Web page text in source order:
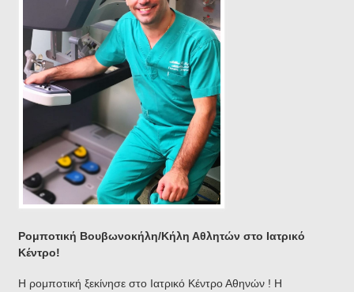
Ρομποτική Βουβωνοκήλη/Κήλη Αθλητών στο Ιατρικό
Κέντρο!
Η ρομποτική ξεκίνησε στο Ιατρικό Κέντρο Αθηνών ! Η